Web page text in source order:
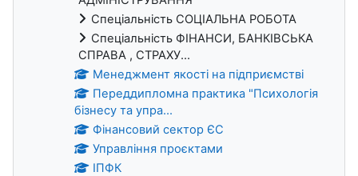
Спеціальність СОЦІАЛЬНА РОБОТА
Спеціальність ФІНАНСИ, БАНКІВСЬКА
СПРАВА , СТРАХУ...
Менеджмент якості на підприємстві
Переддипломна практика "Психологія
бізнесу та упра...
Фінансовий сектор ЄС
Управління проєктами
ІПФК